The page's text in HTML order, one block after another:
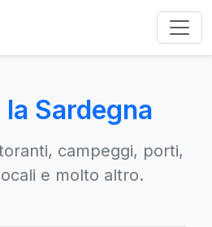
Sardegna
campeggi, porti,
e molto altro.